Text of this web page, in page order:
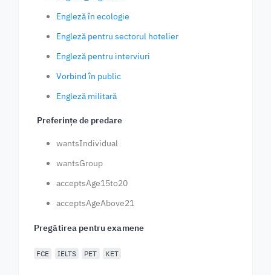
Engleză în ecologie
Engleză pentru sectorul hotelier
Engleză pentru interviuri
Vorbind în public
Engleză militară
Preferințe de predare
wantsIndividual
wantsGroup
acceptsAge15to20
acceptsAgeAbove21
Pregătirea pentru examene
FCE IELTS PET KET